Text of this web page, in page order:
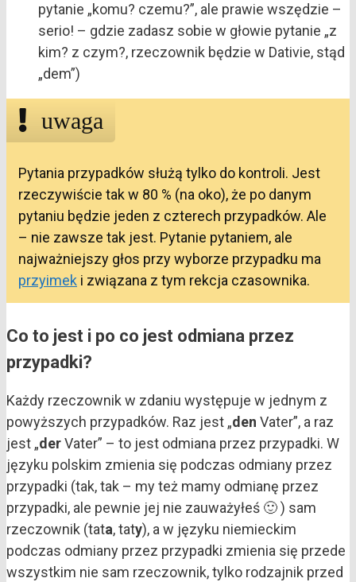
pytanie „komu? czemu?”, ale prawie wszędzie –
serio! – gdzie zadasz sobie w głowie pytanie „z
kim? z czym?, rzeczownik będzie w Dativie, stąd
„dem”)
uwaga
Pytania przypadków służą tylko do kontroli. Jest
rzeczywiście tak w 80 % (na oko), że po danym
pytaniu będzie jeden z czterech przypadków. Ale
– nie zawsze tak jest. Pytanie pytaniem, ale
najważniejszy głos przy wyborze przypadku ma
przyimek i związana z tym rekcja czasownika.
Co to jest i po co jest odmiana przez
przypadki?
Każdy rzeczownik w zdaniu występuje w jednym z
powyższych przypadków. Raz jest „den Vater”, a raz
jest „derVater” – to jest odmiana przez przypadki. W
języku polskim zmienia się podczas odmiany przez
przypadki (tak, tak – my też mamy odmianę przez
przypadki, ale pewnie jej nie zauważyłeś 🙂 ) sam
rzeczownik (tata, taty), a w języku niemieckim
podczas odmiany przez przypadki zmienia się przede
wszystkim nie sam rzeczownik, tylko rodzajnik przed